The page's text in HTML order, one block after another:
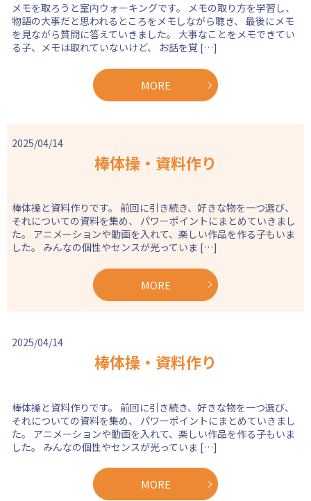
メモを取ろうと室内ウォーキングです。 メモの取り方を学習し、
物語の大事だと思われるところをメモしながら聴き、 最後にメモ
を見ながら質問に答えていきました。 大事なことをメモできてい
る子、メモは取れていないけど、 お話を覚 […]
MORE
2025/04/14
棒体操・資料作り
棒体操と資料作りです。 前回に引き続き、好きな物を一つ選び、
それについての資料を集め、 パワーポイントにまとめていきまし
た。 アニメーションや動画を入れて、楽しい作品を作る子もいま
した。 みんなの個性やセンスが光っていま […]
MORE
2025/04/14
棒体操・資料作り
棒体操と資料作りです。 前回に引き続き、好きな物を一つ選び、
それについての資料を集め、 パワーポイントにまとめていきまし
た。 アニメーションや動画を入れて、楽しい作品を作る子もいま
した。 みんなの個性やセンスが光っていま […]
MORE